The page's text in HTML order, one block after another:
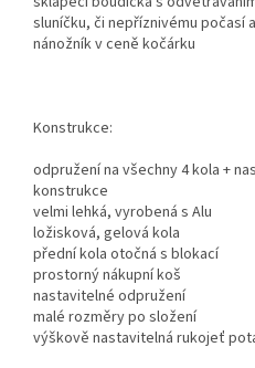
sluníčku, či nepříznivému počasí
nánožník v ceně kočárku
Konstrukce:
odpružení na všechny 4 kola +
konstrukce
velmi lehká, vyrobená s Alu
ložisková, gelová kola
přední kola otočná s blokací
prostorný nákupní koš
nastavitelné odpružení
malé rozměry po složení
výškově nastavitelná rukojeť